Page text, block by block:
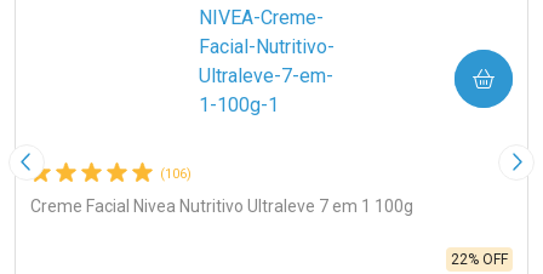
Imagem Anterior (106)
Creme Facial Nivea Nutritivo Ultraleve 7 em 1 100g
22% OFF
COMPRAR